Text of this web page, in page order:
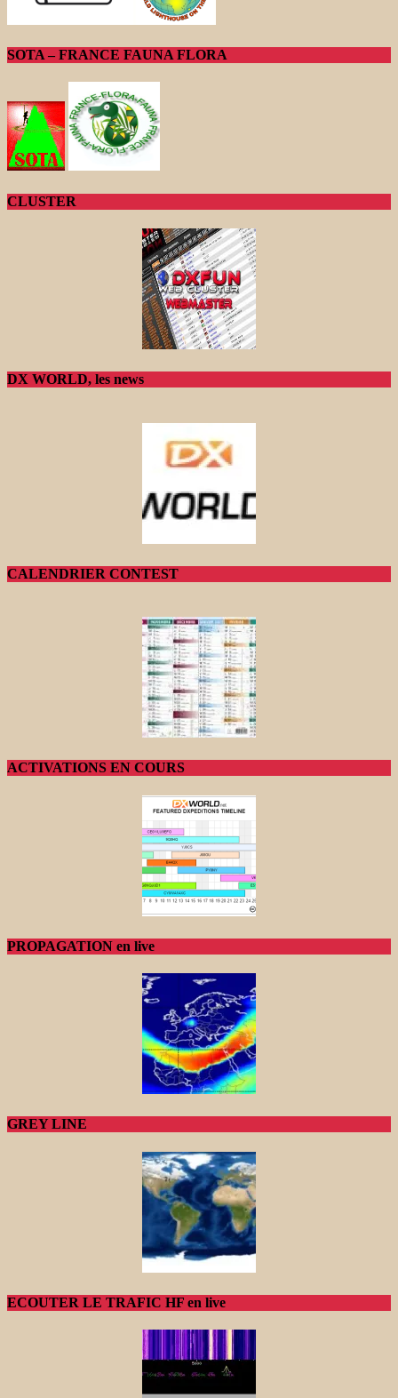
SOTA – FRANCE FAUNA FLORA
CLUSTER
DX WORLD, les news
CALENDRIER CONTEST
ACTIVATIONS EN COURS
PROPAGATION en live
GREY LINE
ECOUTER LE TRAFIC HF en live